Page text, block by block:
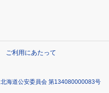
ご利用にあたって
海道公安委員会 第134080000083号